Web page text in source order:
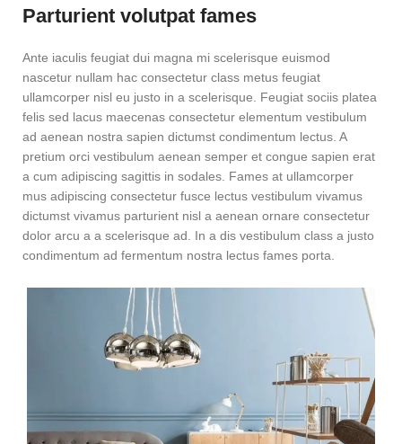
Parturient volutpat fames
Ante iaculis feugiat dui magna mi scelerisque euismod
nascetur nullam hac consectetur class metus feugiat
ullamcorper nisl eu justo in a scelerisque. Feugiat sociis platea
felis sed lacus maecenas consectetur elementum vestibulum
ad aenean nostra sapien dictumst condimentum lectus. A
pretium orci vestibulum aenean semper et congue sapien erat
a cum adipiscing sagittis in sodales. Fames at ullamcorper
mus adipiscing consectetur fusce lectus vestibulum vivamus
dictumst vivamus parturient nisl a aenean ornare consectetur
dolor arcu a a scelerisque ad. In a dis vestibulum class a justo
condimentum ad fermentum nostra lectus fames porta.